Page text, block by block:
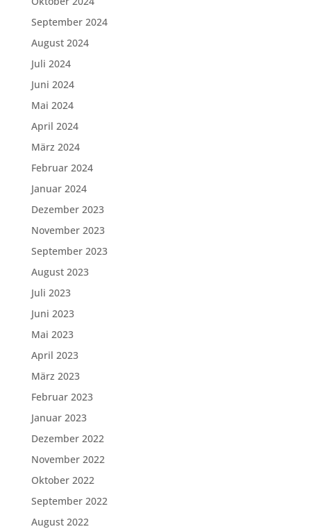
September 2024
August 2024
Juli 2024
Juni 2024
Mai 2024
April 2024
März 2024
Februar 2024
Januar 2024
Dezember 2023
November 2023
September 2023
August 2023
Juli 2023
Juni 2023
Mai 2023
April 2023
März 2023
Februar 2023
Januar 2023
Dezember 2022
November 2022
Oktober 2022
September 2022
August 2022